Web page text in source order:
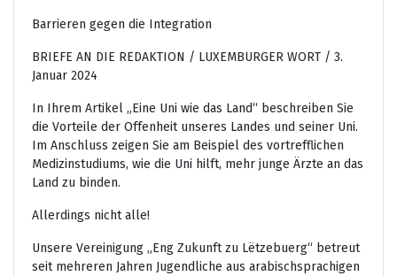
Barrieren gegen die Integration
BRIEFE AN DIE REDAKTION / LUXEMBURGER WORT / 3.
Januar 2024
In Ihrem Artikel „Eine Uni wie das Land“ beschreiben Sie
die Vorteile der Offenheit unseres Landes und seiner Uni.
Im Anschluss zeigen Sie am Beispiel des vortrefflichen
Medizinstudiums, wie die Uni hilft, mehr junge Ärzte an das
Land zu binden.
Allerdings nicht alle!
Unsere Vereinigung „Eng Zukunft zu Lëtzebuerg“ betreut
seit mehreren Jahren Jugendliche aus arabischsprachigen